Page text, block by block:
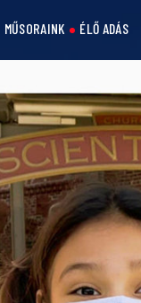
MŰSORAINK ÉLŐ ADÁS